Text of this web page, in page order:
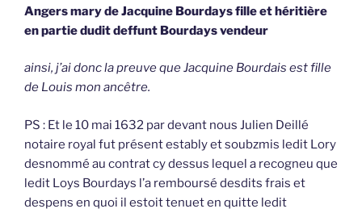
Angers mary de Jacquine Bourdays fille et héritière
en partie dudit deffunt Bourdays vendeur
ainsi, j’ai donc la preuve que Jacquine Bourdais est fille
de Louis mon ancêtre.
PS : Et le 10 mai 1632 par devant nous Julien Deillé
notaire royal fut présent estably et soubzmis ledit Lory
desnommé au contrat cy dessus lequel a recogneu que
ledit Loys Bourdays l’a remboursé desdits frais et
despens en quoi il estoit tenuet en quitte ledit